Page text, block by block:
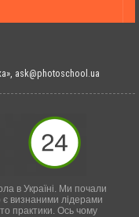
ask@photoschool.ua
в Україні. Ми почали
є визнаними лідерами
практики. Ось чому